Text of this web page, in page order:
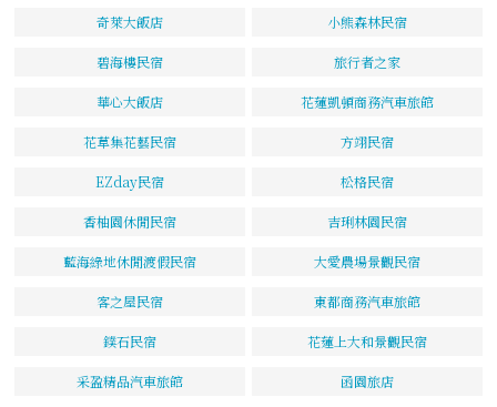
奇萊大飯店 小熊森林民宿
碧海樓民宿 旅行者之家
華心大飯店 花蓮凱頓商務汽車旅館
花草集花藝民宿 方翊民宿
EZday民宿 松格民宿
香柚園休閒民宿 吉琍林園民宿
藍海綠地休閒渡假民宿 大愛農場景觀民宿
客之屋民宿 東都商務汽車旅館
鏷石民宿 花蓮上大和景觀民宿
采盈精品汽車旅館 函園旅店